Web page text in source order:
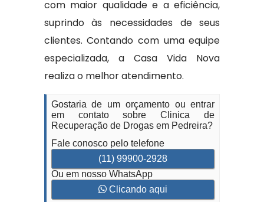
com maior qualidade e a eficiência,
suprindo às necessidades de seus
clientes. Contando com uma equipe
especializada, a Casa Vida Nova
realiza o melhor atendimento.
Gostaria de um orçamento ou entrar
em contato sobre Clinica de
Recuperação de Drogas em Pedreira?
Fale conosco pelo telefone
(11) 99900-2928
Ou em nosso WhatsApp
Clicando aqui